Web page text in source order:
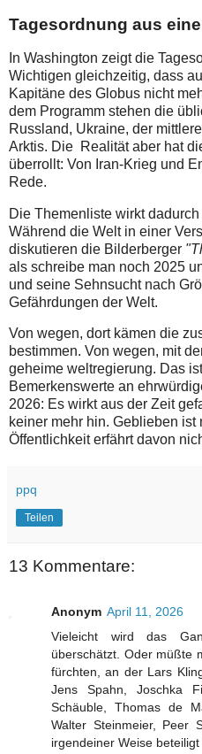
Tagesordnung aus
In Washington zeigt die
Wichtigen gleichzeitig, dass
Kapitäne des Globus nicht
dem Programm stehen die
Russland, Ukraine, der
Arktis. Die Realität aber hat
überrollt: Von Iran-Krieg und
Rede.
Die Themenliste wirkt
Während die Welt in einer
diskutieren die Bilderberger
als schreibe man noch 2025
und seine Sehnsucht nach
Gefährdungen der Welt.
Von wegen, dort kämen die
bestimmen. Von wegen, mit
geheime weltregierung. Das
Bemerkenswerte an
2026: Es wirkt aus der Zeit
keiner mehr hin. Geblieben
Öffentlichkeit erfährt davon
ppq
Teilen
13 Kommentare:
Anonym April 11, 2026
Vieleicht wird das
überschätzt. Oder müßte
fürchten, an der Lars
Jens Spahn, Joschka
Schäuble, Thomas de
Walter Steinmeier, Peer
irgendeiner Weise